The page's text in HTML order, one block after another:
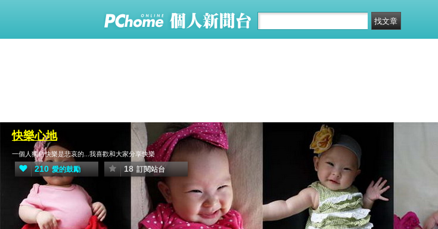
快樂心地
一個人獨自快樂是悲哀的...我喜歡和大家分享快樂
210 愛的鼓勵 18 訂閱站台